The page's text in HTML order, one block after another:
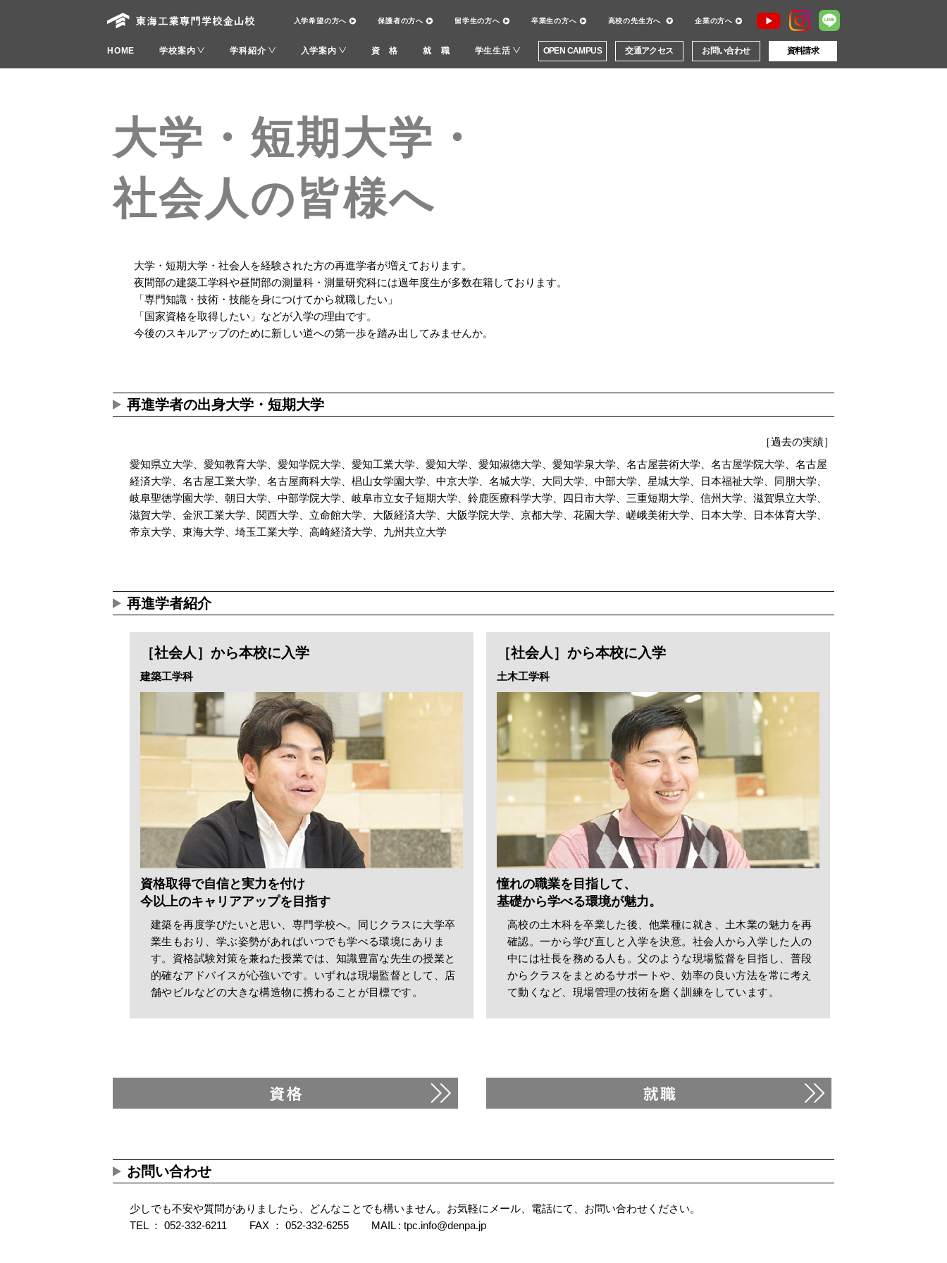
入学希望の方へ 保護者の方へ 留学生の方へ 卒業生の方へ 高校の先生方へ 企業の方へ
HOME 学校案内 学科紹介 入学案内 資 格 就 職 学生生活 OPEN CAMPUS 交通アクセス お問い合わせ 資料請求
大学・短期大学・
社会人の皆様へ
大学・短期大学・社会人を経験された方の再進学者が増えております。
夜間部の建築工学科や昼間部の測量科・測量研究科には過年度生が多数在籍しております。
「専門知識・技術・技能を身につけてから就職したい」
「国家資格を取得したい」などが入学の理由です。
今後のスキルアップのために新しい道への第一歩を踏み出してみませんか。
再進学者の出身大学・短期大学
［過去の実績］
愛知県立大学、愛知教育大学、愛知学院大学、愛知工業大学、愛知大学、愛知淑徳大学、愛知学泉大学、名古屋芸術大学、名古屋学院大学、名古屋
経済大学、名古屋工業大学、名古屋商科大学、椙山女学園大学、中京大学、名城大学、大同大学、中部大学、星城大学、日本福祉大学、同朋大学、
岐阜聖徳学園大学、朝日大学、中部学院大学、岐阜市立女子短期大学、鈴鹿医療科学大学、四日市大学、三重短期大学、信州大学、滋賀県立大学、
滋賀大学、金沢工業大学、関西大学、立命館大学、大阪経済大学、大阪学院大学、京都大学、花園大学、嵯峨美術大学、日本大学、日本体育大学、
帝京大学、東海大学、埼玉工業大学、高崎経済大学、九州共立大学
再進学者紹介
［社会人］から本校に入学
建築工学科
資格取得で自信と実力を付け
今以上のキャリアアップを目指す
建築を再度学びたいと思い、専門学校へ。同じクラスに大学卒
業生もおり、学ぶ姿勢があればいつでも学べる環境にありま
す。資格試験対策を兼ねた授業では、知識豊富な先生の授業と
的確なアドバイスが心強いです。いずれは現場監督として、店
舗やビルなどの大きな構造物に携わることが目標です。
［社会人］から本校に入学
土木工学科
憧れの職業を目指して、
基礎から学べる環境が魅力。
高校の土木科を卒業した後、他業種に就き、土木業の魅力を再
確認。一から学び直しと入学を決意。社会人から入学した人の
中には社長を務める人も。父のような現場監督を目指し、普段
からクラスをまとめるサポートや、効率の良い方法を常に考え
て動くなど、現場管理の技術を磨く訓練をしています。
お問い合わせ
少しでも不安や質問がありましたら、どんなことでも構いません。お気軽にメール、電話にて、お問い合わせください。
TEL ： 052-332-6211 FAX ： 052-332-6255 MAIL : tpc.info@denpa.jp